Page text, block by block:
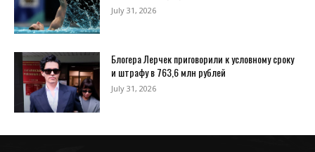
July 31, 2026
Блогера Лерчек приговорили к условному сроку
и штрафу в 763,6 млн рублей
July 31, 2026